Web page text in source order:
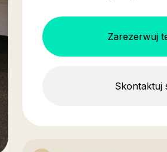
Zarezerwuj
Skontaktuj